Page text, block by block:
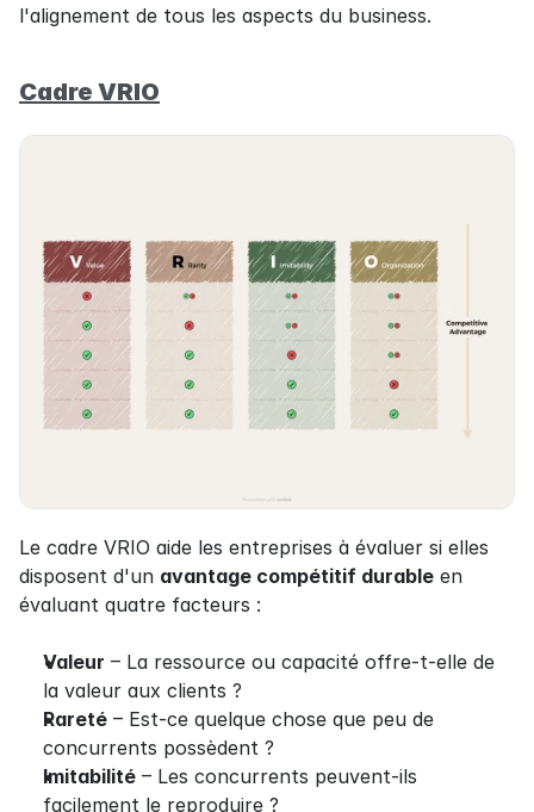
l'alignement de tous les aspects du business.
Cadre VRIO
Le cadre VRIO aide les entreprises à évaluer si elles
disposent d'un avantage compétitif durable en
évaluant quatre facteurs :
Valeur – La ressource ou capacité offre-t-elle de
la valeur aux clients ?
Rareté – Est-ce quelque chose que peu de
concurrents possèdent ?
Imitabilité – Les concurrents peuvent-ils
facilement le reproduire ?